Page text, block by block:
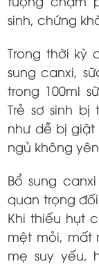
sinh, chứng
Trong thời kỳ
sung canxi,
trong 100ml
Trẻ sơ sinh
như dễ bị
ngủ không
Bổ sung
quan trọng
Khi thiếu hụt
mệt mỏi, mất
mẹ suy yếu,